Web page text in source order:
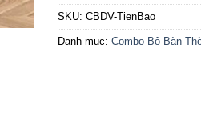
SKU: CBDV-TienBao
Danh mục: Combo Bộ Bàn